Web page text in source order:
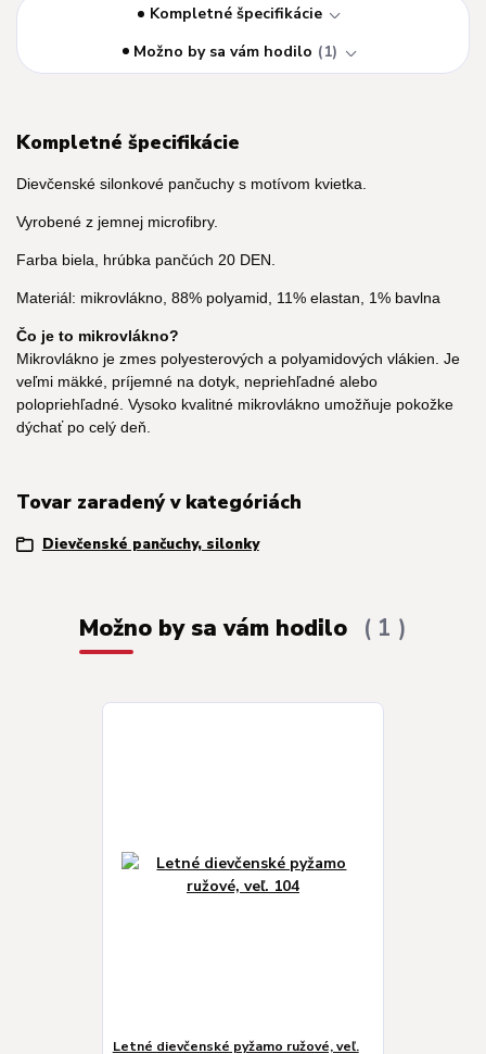
Kompletné špecifikácie
Možno by sa vám hodilo
1
Kompletné špecifikácie
Dievčenské silonkové pančuchy s motívom kvietka.
Vyrobené z jemnej microfibry.
Farba biela, hrúbka pančúch 20 DEN.
Materiál: mikrovlákno, 88% polyamid, 11% elastan, 1% bavlna
Čo je to mikrovlákno?
Mikrovlákno je zmes polyesterových a polyamidových vlákien. Je
veľmi mäkké, príjemné na dotyk, nepriehľadné alebo
polopriehľadné. Vysoko kvalitné mikrovlákno umožňuje pokožke
dýchať po celý deň.
Tovar zaradený v kategóriách
Dievčenské pančuchy, silonky
Možno by sa vám hodilo 1
Letné dievčenské pyžamo ružové, veľ.